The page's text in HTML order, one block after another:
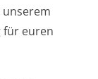
unserem
für euren